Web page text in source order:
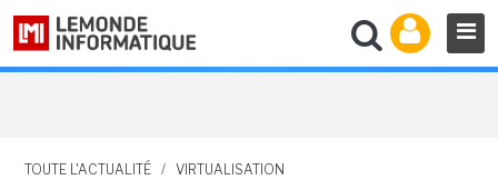
TOUTE L'ACTUALITÉ / VIRTUALISATION